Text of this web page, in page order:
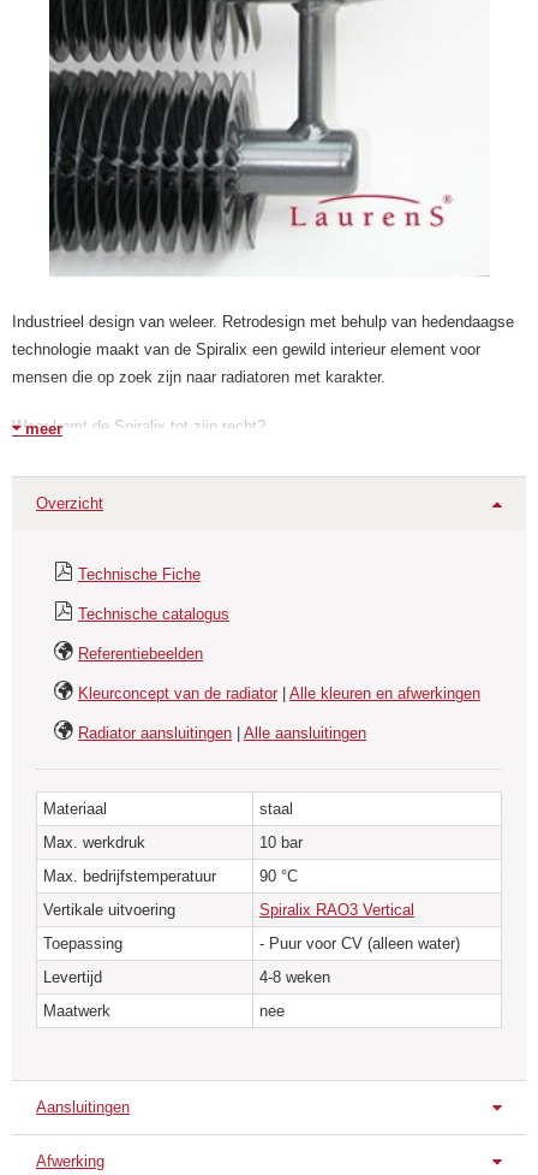
Industrieel design van weleer. Retrodesign met behulp van hedendaagse
technologie maakt van de Spiralix een gewild interieur element voor
mensen die op zoek zijn naar radiatoren met karakter.
Waar komt de Spiralix tot zijn recht?
In industriële gebouwen of woningen met grote glaspartijen, in oude
pakhuizen die omgebouwd zijn tot appartementen voor trendy
willen maar juist ook karakter en sfeer willen uitstralen!
Toepassing
Een uitgebreide range Spiralix met grote output is leverbaar.
* Ideaal voor moderne interieurs, lofts, een industriële inrichting of in
openbare ruimtes.
beschikbaar.
* Alle Ral kleuren mogelijk
* De Spiralix radiatoren zijn standaard geschikt voor gebruik in een CV
systeem. Elektrische uitvoeringen zijn op aanvraag.
meer
Overzicht
Technische Fiche
Technische catalogus
Referentiebeelden
Kleurconcept van de radiator Alle kleuren en afwerkingen
Radiator aansluitingen Alle aansluitingen
Materiaal
staal
Max. werkdruk
10 bar
Max. bedrijfstemperatuur
90 °C
Vertikale uitvoering
Spiralix RAO3 Vertical
Toepassing
- Puur voor CV (alleen water)
Levertijd
4-8 weken
Maatwerk
nee
Aansluitingen
Standaard aansluitingen
Afwerking